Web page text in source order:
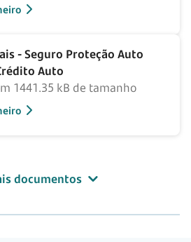
- Seguro Proteção Auto
Auto
1441.35 kB de tamanho
documentos